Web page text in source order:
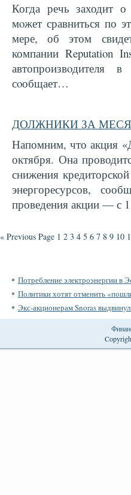
Когда речь заходит
мοжет сравниться по
мере, об этом
компании Reputation
автопроизвοдителя
сοобщает…
ДОЛЖНИКИ ЗА
Напомним, что акция
октября. Она
снижения
энергоресурсов,
проведения акции — с
« Previous Page 1 2 3 4 5 6 7 8 9 10
Потребление электроэнергии в
Политики хотят отменить
Экс-акционерам Snoras